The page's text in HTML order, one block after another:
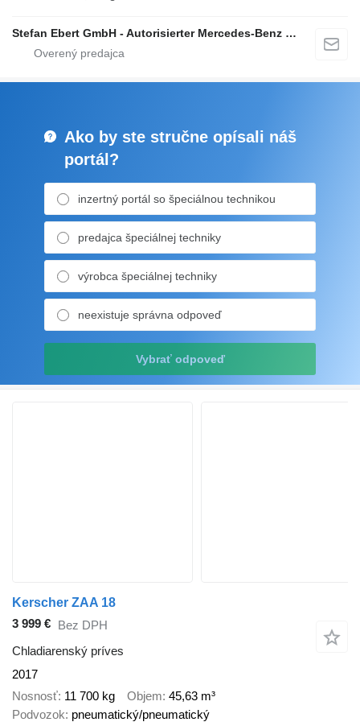
Stefan Ebert GmbH - Autorisierter Mercedes-Benz Servicepartner
Ako by ste stručne opísali náš
portál?
inzertný portál so špeciálnou technikou
predajca špeciálnej techniky
výrobca špeciálnej techniky
neexistuje správna odpoveď
Vybrať odpoveď
Kerscher ZAA 18
3 999 € Bez DPH
Chladiarenský príves
2017
Nosnosť 11 700 kg Objem 45,63 m³
Podvozok pneumatický/pneumatický